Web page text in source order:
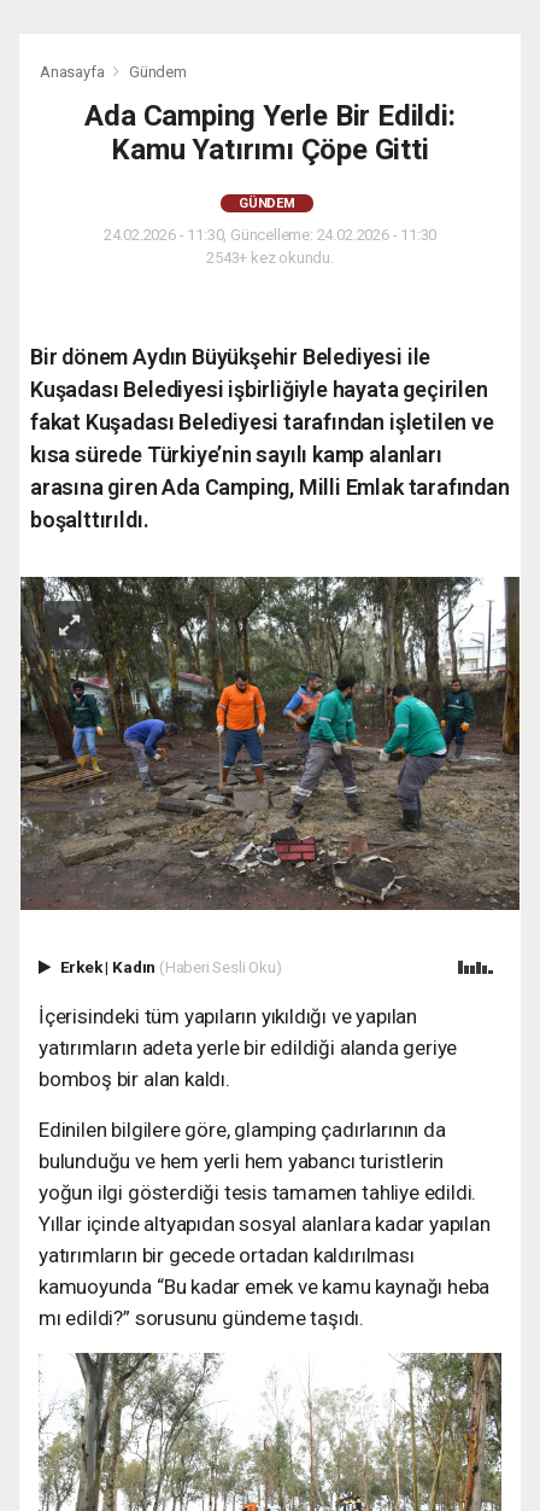
Anasayfa Gündem
Ada Camping Yerle Bir Edildi:
Kamu Yatırımı Çöpe Gitti
GÜNDEM
24.02.2026 - 11:30, Güncelleme: 24.02.2026 - 11:30
2543+ kez okundu.
Bir dönem Aydın Büyükşehir Belediyesi ile
Kuşadası Belediyesi işbirliğiyle hayata geçirilen
fakat Kuşadası Belediyesi tarafından işletilen ve
kısa sürede Türkiye’nin sayılı kamp alanları
arasına giren Ada Camping, Milli Emlak tarafından
boşalttırıldı.
Erkek| Kadın (Haberi Sesli Oku)
İçerisindeki tüm yapıların yıkıldığı ve yapılan
yatırımların adeta yerle bir edildiği alanda geriye
bomboş bir alan kaldı.
Edinilen bilgilere göre, glamping çadırlarının da
bulunduğu ve hem yerli hem yabancı turistlerin
yoğun ilgi gösterdiği tesis tamamen tahliye edildi.
Yıllar içinde altyapıdan sosyal alanlara kadar yapılan
yatırımların bir gecede ortadan kaldırılması
kamuoyunda “Bu kadar emek ve kamu kaynağı heba
mı edildi?” sorusunu gündeme taşıdı.